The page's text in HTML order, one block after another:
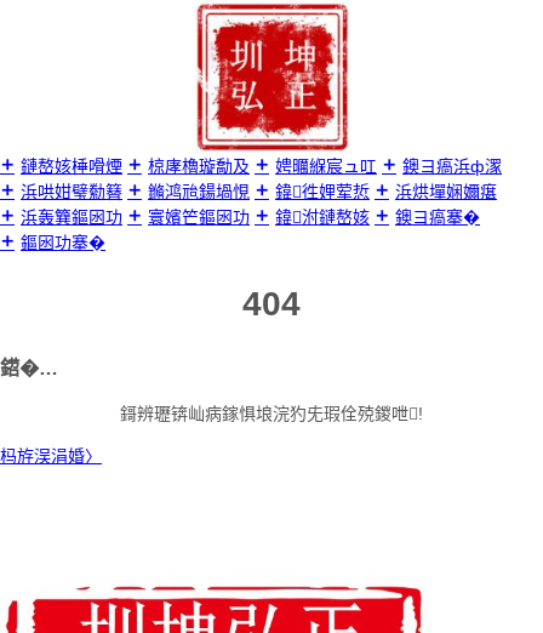
鏈嶅姟棰嗗煙
椋庨櫓璇勪及 娉曞緥宸ュ叿
鐭ヨ瘑浜ф潈
浜哄姏璧勬簮
鏅鸿兘鍚堝悓 鍏徃娌荤悊
浜烘墠娴嬭瘎
浜轰簨鏂囦功
寰嬪笀鏂囦功 鍏泭鏈嶅姟
鐭ヨ瘑搴�
鏂囦功搴�
404
鍣�…
鎶辨瓑锛屾病鎵惧埌浣犳兂瑕佺殑鍐呭!
杩斿洖涓婚〉